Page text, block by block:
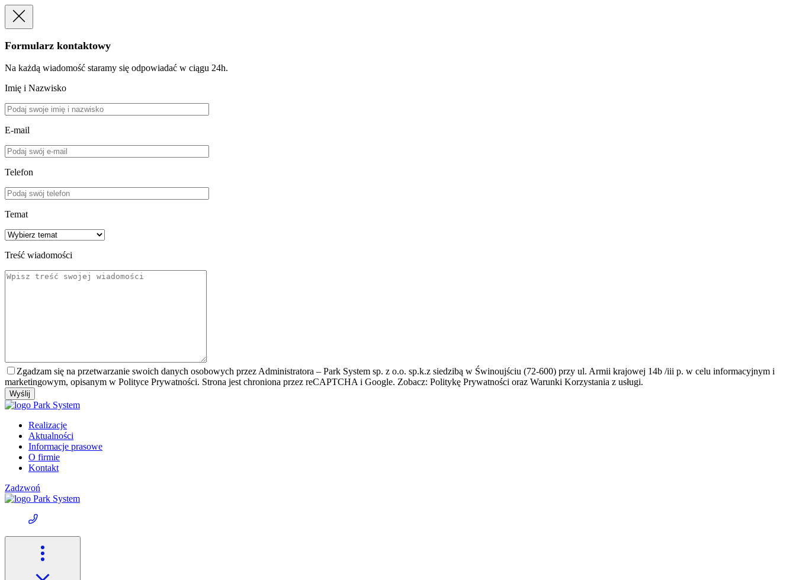
Formularz kontaktowy
Na każdą wiadomość staramy się odpowiadać w ciągu 24h.
Imię i Nazwisko
E-mail
Telefon
Temat
Treść wiadomości
Zgadzam się na przetwarzanie swoich danych osobowych przez Administratora – Park System sp. z o.o. sp.k.z siedzibą w Świnoujściu (72-600) przy ul. Armii krajowej 14b /iii p. w celu informacyjnym i
marketingowym, opisanym w Polityce Prywatności. Strona jest chroniona przez reCAPTCHA i Google. Zobacz: Politykę Prywatności oraz Warunki Korzystania z usługi.
Realizacje
Aktualności
Informacje prasowe
O firmie
Kontakt
Zadzwoń